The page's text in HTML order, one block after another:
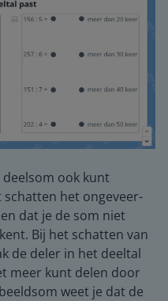
deelsom ook kunt
het ongeveer-
dat je de som niet
Bij het schatten van
de deler in het deeltal
meer kunt delen door
weet je dat de